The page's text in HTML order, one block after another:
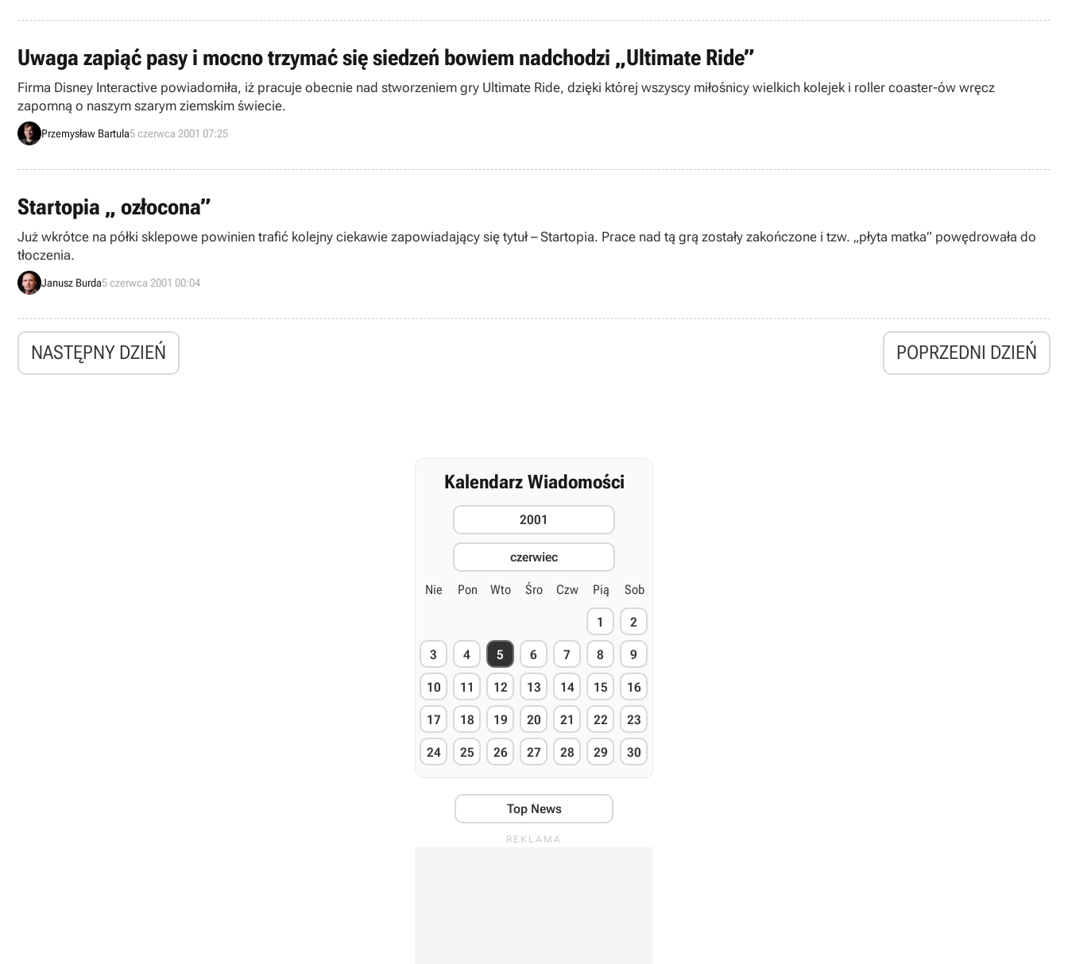
Uwaga zapiąć pasy i mocno trzymać się siedzeń bowiem nadchodzi „Ultimate Ride”
Firma Disney Interactive powiadomiła, iż pracuje obecnie nad stworzeniem gry Ultimate Ride, dzięki której wszyscy miłośnicy wielkich kolejek i roller coaster-ów wręcz
zapomną o naszym szarym ziemskim świecie.
Przemysław Bartula5 czerwca 2001 07:25
Startopia „ ozłocona”
Już wkrótce na półki sklepowe powinien trafić kolejny ciekawie zapowiadający się tytuł – Startopia. Prace nad tą grą zostały zakończone i tzw. „płyta matka” powędrowała do
tłoczenia.
Janusz Burda5 czerwca 2001 00:04
NASTĘPNY DZIEŃ POPRZEDNI DZIEŃ
Kalendarz Wiadomości
2001
czerwiec
Nie Pon Wto Śro Czw Pią Sob
1 2
3 4 5 6 7 8 9
10 11 12 13 14 15 16
17 18 19 20 21 22 23
24 25 26 27 28 29 30
Top News